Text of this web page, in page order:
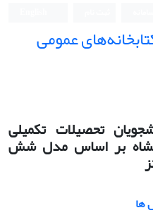
عمومی
تحصیلات تکمیلی
بر اساس مدل شش
ها